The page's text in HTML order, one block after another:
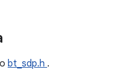
bt_sdp.h .